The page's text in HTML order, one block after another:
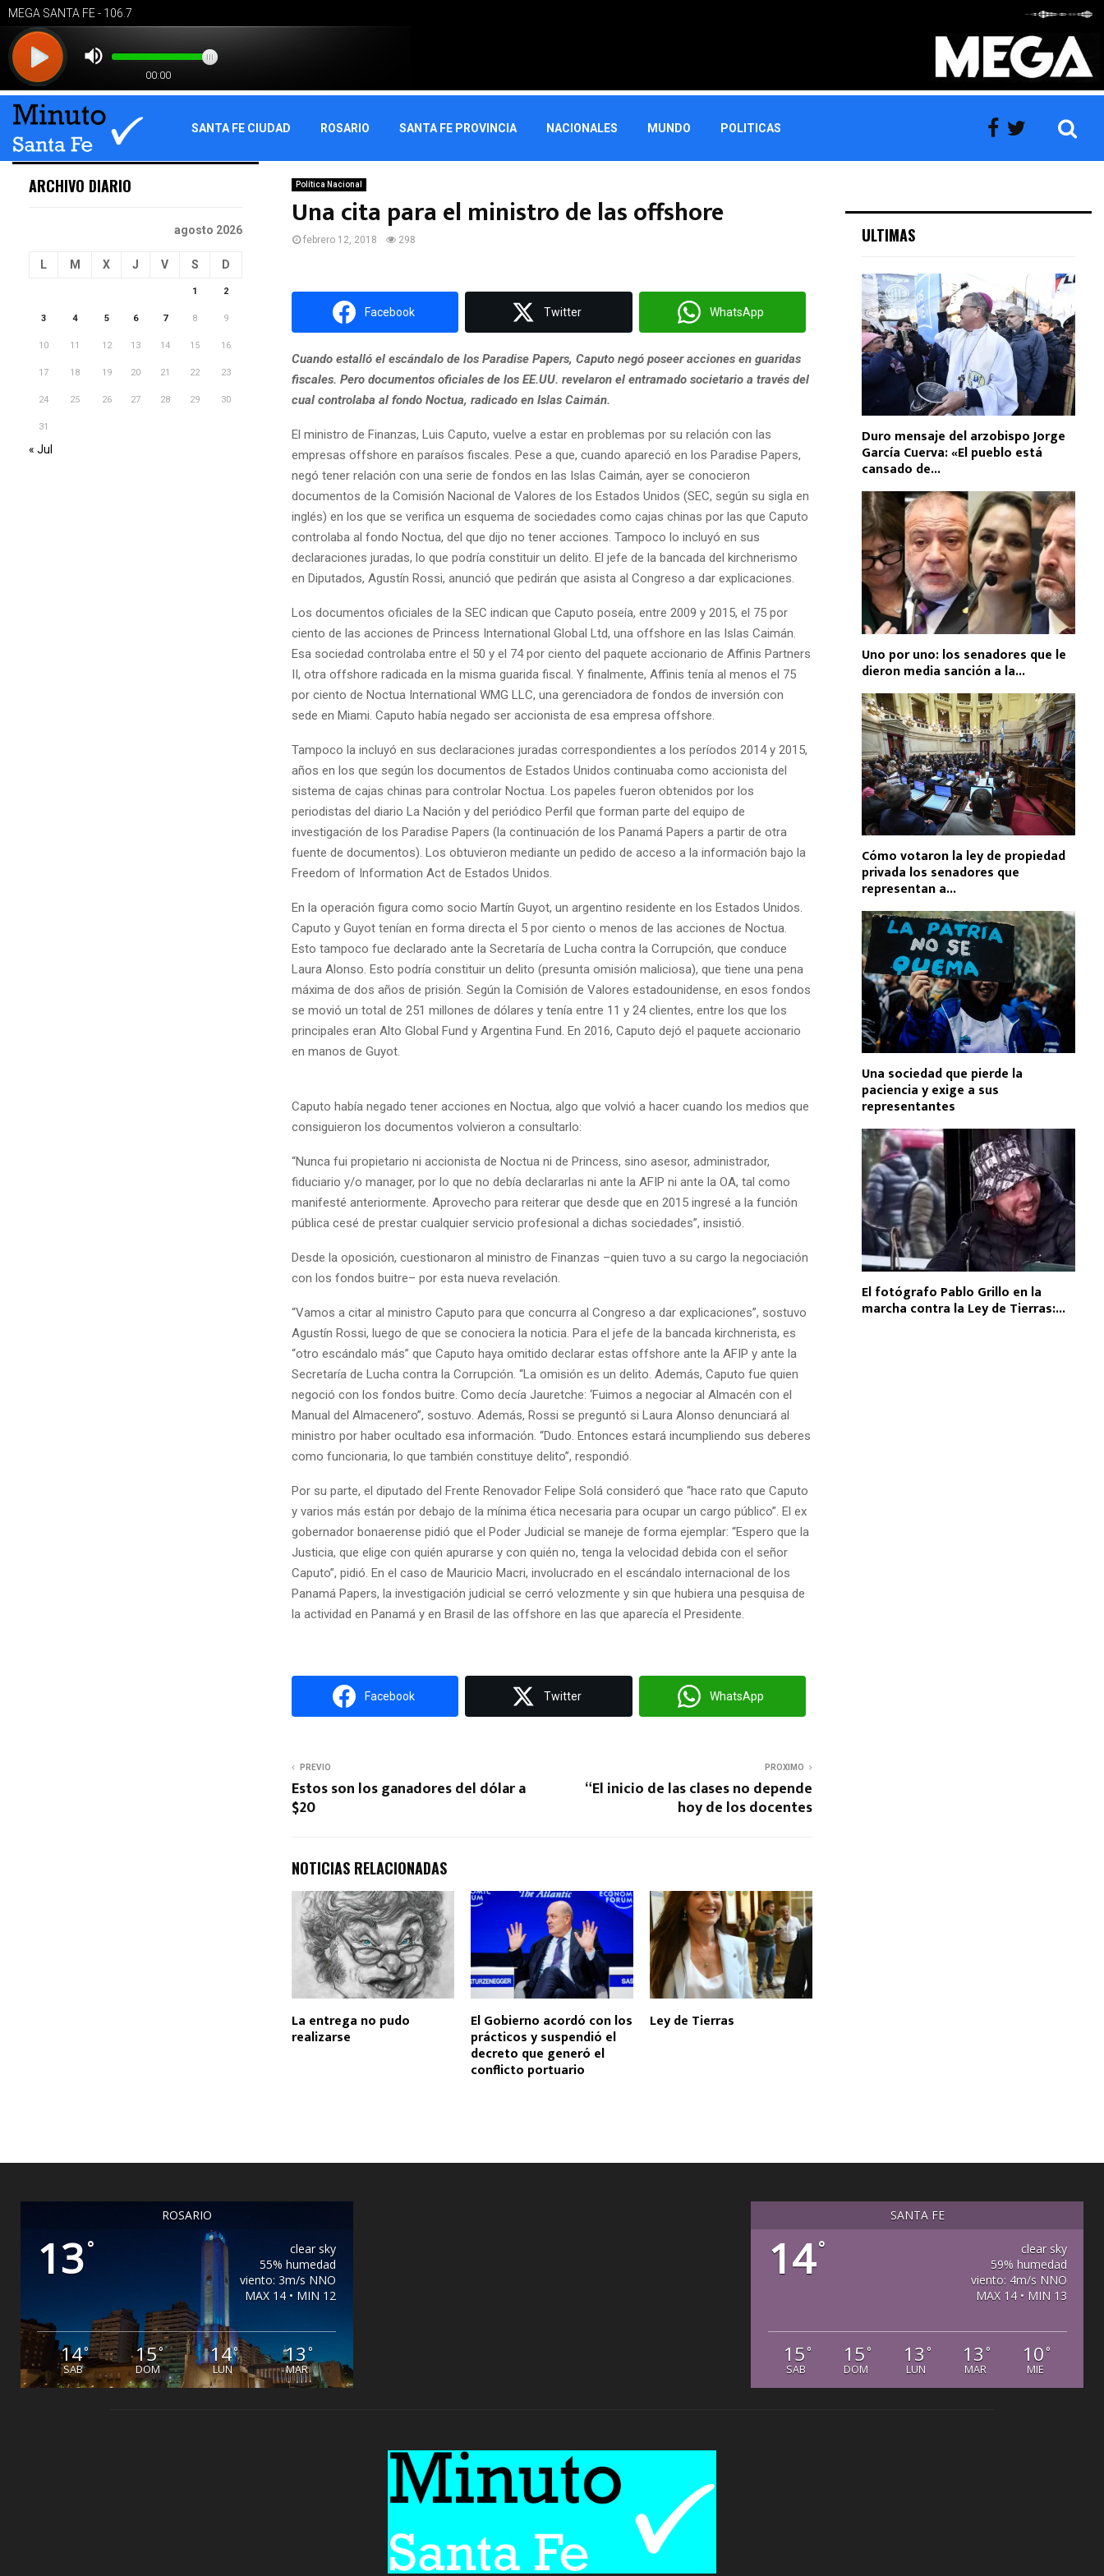
SANTA FE CIUDAD ROSARIO SANTA FE PROVINCIA NACIONALES MUNDO POLITICAS
Política Nacional
Una cita para el ministro de las offshore
febrero 12, 2018 298
Facebook Twitter WhatsApp
Cuando estalló el escándalo de los Paradise Papers, Caputo negó poseer acciones en guaridas
fiscales. Pero documentos oficiales de los EE.UU. revelaron el entramado societario a través del
cual controlaba al fondo Noctua, radicado en Islas Caimán.
El ministro de Finanzas, Luis Caputo, vuelve a estar en problemas por su relación con las
empresas offshore en paraísos fiscales. Pese a que, cuando apareció en los Paradise Papers,
negó tener relación con una serie de fondos en las Islas Caimán, ayer se conocieron
documentos de la Comisión Nacional de Valores de los Estados Unidos (SEC, según su sigla en
inglés) en los que se verifica un esquema de sociedades como cajas chinas por las que Caputo
controlaba al fondo Noctua, del que dijo no tener acciones. Tampoco lo incluyó en sus
declaraciones juradas, lo que podría constituir un delito. El jefe de la bancada del kirchnerismo
en Diputados, Agustín Rossi, anunció que pedirán que asista al Congreso a dar explicaciones.
Los documentos oficiales de la SEC indican que Caputo poseía, entre 2009 y 2015, el 75 por
ciento de las acciones de Princess International Global Ltd, una offshore en las Islas Caimán.
Esa sociedad controlaba entre el 50 y el 74 por ciento del paquete accionario de Affinis Partners
II, otra offshore radicada en la misma guarida fiscal. Y finalmente, Affinis tenía al menos el 75
por ciento de Noctua International WMG LLC, una gerenciadora de fondos de inversión con
sede en Miami. Caputo había negado ser accionista de esa empresa offshore.
Tampoco la incluyó en sus declaraciones juradas correspondientes a los períodos 2014 y 2015,
años en los que según los documentos de Estados Unidos continuaba como accionista del
sistema de cajas chinas para controlar Noctua. Los papeles fueron obtenidos por los
periodistas del diario La Nación y del periódico Perfil que forman parte del equipo de
investigación de los Paradise Papers (la continuación de los Panamá Papers a partir de otra
fuente de documentos). Los obtuvieron mediante un pedido de acceso a la información bajo la
Freedom of Information Act de Estados Unidos.
En la operación figura como socio Martín Guyot, un argentino residente en los Estados Unidos.
Caputo y Guyot tenían en forma directa el 5 por ciento o menos de las acciones de Noctua.
Esto tampoco fue declarado ante la Secretaría de Lucha contra la Corrupción, que conduce
Laura Alonso. Esto podría constituir un delito (presunta omisión maliciosa), que tiene una pena
máxima de dos años de prisión. Según la Comisión de Valores estadounidense, en esos fondos
se movió un total de 251 millones de dólares y tenía entre 11 y 24 clientes, entre los que los
principales eran Alto Global Fund y Argentina Fund. En 2016, Caputo dejó el paquete accionario
en manos de Guyot.
Caputo había negado tener acciones en Noctua, algo que volvió a hacer cuando los medios que
consiguieron los documentos volvieron a consultarlo:
“Nunca fui propietario ni accionista de Noctua ni de Princess, sino asesor, administrador,
fiduciario y/o manager, por lo que no debía declararlas ni ante la AFIP ni ante la OA, tal como
manifesté anteriormente. Aprovecho para reiterar que desde que en 2015 ingresé a la función
pública cesé de prestar cualquier servicio profesional a dichas sociedades”, insistió.
Desde la oposición, cuestionaron al ministro de Finanzas –quien tuvo a su cargo la negociación
con los fondos buitre– por esta nueva revelación.
“Vamos a citar al ministro Caputo para que concurra al Congreso a dar explicaciones”, sostuvo
Agustín Rossi, luego de que se conociera la noticia. Para el jefe de la bancada kirchnerista, es
“otro escándalo más” que Caputo haya omitido declarar estas offshore ante la AFIP y ante la
Secretaría de Lucha contra la Corrupción. “La omisión es un delito. Además, Caputo fue quien
negoció con los fondos buitre. Como decía Jauretche: ‘Fuimos a negociar al Almacén con el
Manual del Almacenero”, sostuvo. Además, Rossi se preguntó si Laura Alonso denunciará al
ministro por haber ocultado esa información. “Dudo. Entonces estará incumpliendo sus deberes
como funcionaria, lo que también constituye delito”, respondió.
Por su parte, el diputado del Frente Renovador Felipe Solá consideró que “hace rato que Caputo
y varios más están por debajo de la mínima ética necesaria para ocupar un cargo público”. El ex
gobernador bonaerense pidió que el Poder Judicial se maneje de forma ejemplar: “Espero que la
Justicia, que elige con quién apurarse y con quién no, tenga la velocidad debida con el señor
Caputo”, pidió. En el caso de Mauricio Macri, involucrado en el escándalo internacional de los
Panamá Papers, la investigación judicial se cerró velozmente y sin que hubiera una pesquisa de
la actividad en Panamá y en Brasil de las offshore en las que aparecía el Presidente.
Facebook Twitter WhatsApp
PREVIO
Estos son los ganadores del dólar a
$20
PROXIMO
“El inicio de las clases no depende
hoy de los docentes
NOTICIAS RELACIONADAS
La entrega no pudo
realizarse
El Gobierno acordó con los
prácticos y suspendió el
decreto que generó el
conflicto portuario
Ley de Tierras
ARCHIVO DIARIO
agosto 2026
L M X J V S D
1 2
3 4 5 6 7 8 9
10 11 12 13 14 15 16
17 18 19 20 21 22 23
24 25 26 27 28 29 30
31
« Jul
ULTIMAS
Duro mensaje del arzobispo Jorge
García Cuerva: «El pueblo está
cansado de...
Uno por uno: los senadores que le
dieron media sanción a la...
Cómo votaron la ley de propiedad
privada los senadores que
representan a...
Una sociedad que pierde la
paciencia y exige a sus
representantes
El fotógrafo Pablo Grillo en la
marcha contra la Ley de Tierras:...
ROSARIO
13°
clear sky
55% humedad
viento: 3m/s NNO
MAX 14 • MIN 12
14°
SAB
15°
DOM
14°
LUN
13°
MAR
SANTA FE
14°
clear sky
59% humedad
viento: 4m/s NNO
MAX 14 • MIN 13
15 °
SAB
15 °
DOM
13 °
LUN
13 °
MAR
10 °
MIE